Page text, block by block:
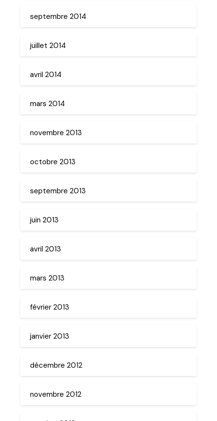
septembre 2014
juillet 2014
avril 2014
mars 2014
novembre 2013
octobre 2013
septembre 2013
juin 2013
avril 2013
mars 2013
février 2013
janvier 2013
décembre 2012
novembre 2012